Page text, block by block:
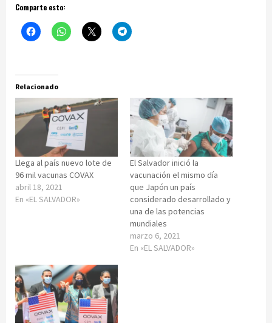
Comparte esto:
Relacionado
Llega al país nuevo lote de
96 mil vacunas COVAX
abril 18, 2021
En «EL SALVADOR»
El Salvador inició la
vacunación el mismo día
que Japón un país
considerado desarrollado y
una de las potencias
mundiales
marzo 6, 2021
En «EL SALVADOR»